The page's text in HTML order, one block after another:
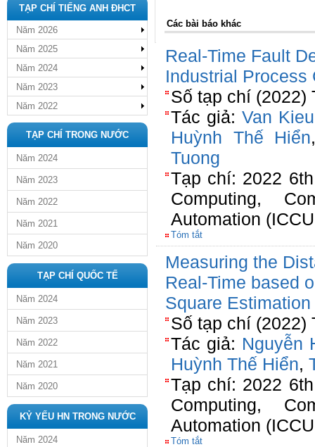
TẠP CHÍ TIẾNG ANH ĐHCT
Năm 2026
Năm 2025
Năm 2024
Năm 2023
Năm 2022
TẠP CHÍ TRONG NƯỚC
Năm 2024
Năm 2023
Năm 2022
Năm 2021
Năm 2020
TẠP CHÍ QUỐC TẾ
Năm 2024
Năm 2023
Năm 2022
Năm 2021
Năm 2020
KỶ YẾU HN TRONG NƯỚC
Năm 2024
Các bài báo khác
Real-Time Fault
Industrial Process
Số tạp chí (2022)
Tác giả:Van
Huỳnh Thế Hiển
Tuong
Tạp chí: 2022
Computing,
Automation
Tóm tắt
Measuring the
Real-Time based
Square Estimation
Số tạp chí (2022)
Tác giả: Nguyễn
Huỳnh Thế Hiển,
Tạp chí: 2022
Computing,
Automation
Tóm tắt